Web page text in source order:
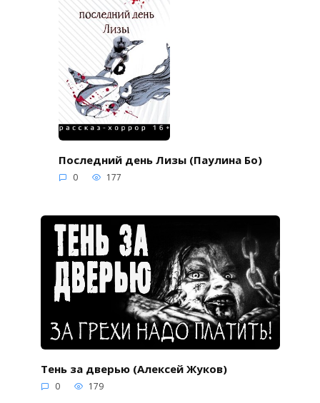
Последний день Лизы (Паулина Бо)
0 177
Тень за дверью (Алексей Жуков)
0 179